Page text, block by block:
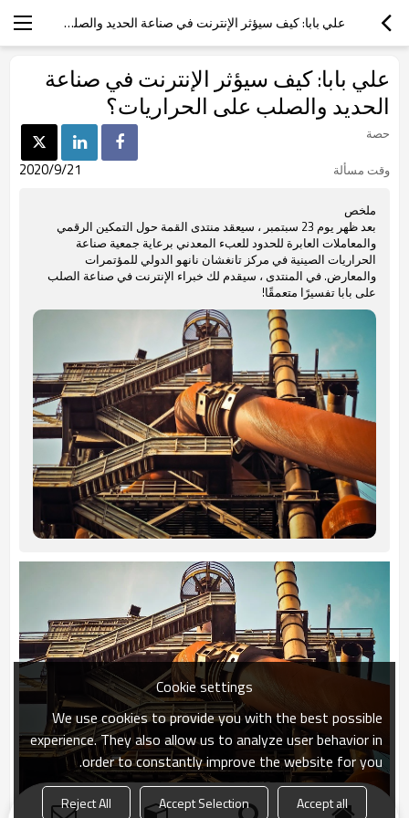
علي بابا: كيف سيؤثر الإنترنت في صناعة الحديد والصلب على الحراريات؟
علي بابا: كيف سيؤثر الإنترنت في صناعة
الحديد والصلب على الحراريات؟
حصة
وقت مسألة
2020/9/21
ملخص
بعد ظهر يوم 23 سبتمبر ، سيعقد منتدى القمة حول التمكين الرقمي
والمعاملات العابرة للحدود للعبء المعدني برعاية جمعية صناعة
الحراريات الصينية في مركز تانغشان نانهو الدولي للمؤتمرات
والمعارض. في المنتدى ، سيقدم لك خبراء الإنترنت في صناعة الصلب
على بابا تفسيرًا متعمقًا!
Cookie settings
We use cookies to provide you with the best possible
experience. They also allow us to analyze user behavior in
order to constantly improve the website for you.
Accept all
Accept Selection
Reject All